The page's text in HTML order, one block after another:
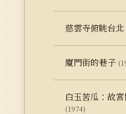
慈雲寺俯眺台北
廈門街的巷子
白玉苦瓜：故
(1974)